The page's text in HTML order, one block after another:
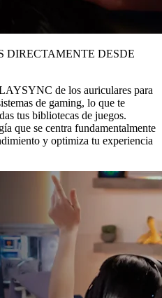
DIRECTAMENTE DESDE
de los auriculares para
de gaming, lo que te
tus bibliotecas de juegos.
que se centra fundamentalmente
y optimiza tu experiencia